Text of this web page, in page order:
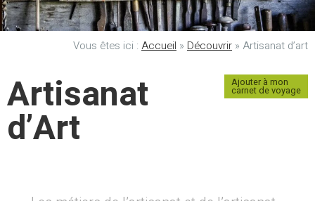
Vous êtes ici : Accueil » Découvrir » Artisanat d’art
Ajouter à mon
carnet de voyage
Artisanat
d’Art